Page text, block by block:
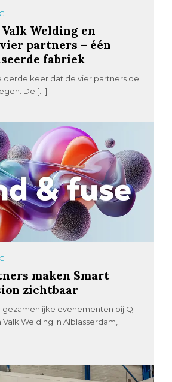
Valk Welding en
partners – één
fabriek
derde keer dat de vier partners de
De […]
maken Smart
zichtbaar
gezamenlijke evenementen bij Q-
Welding in Alblasserdam,